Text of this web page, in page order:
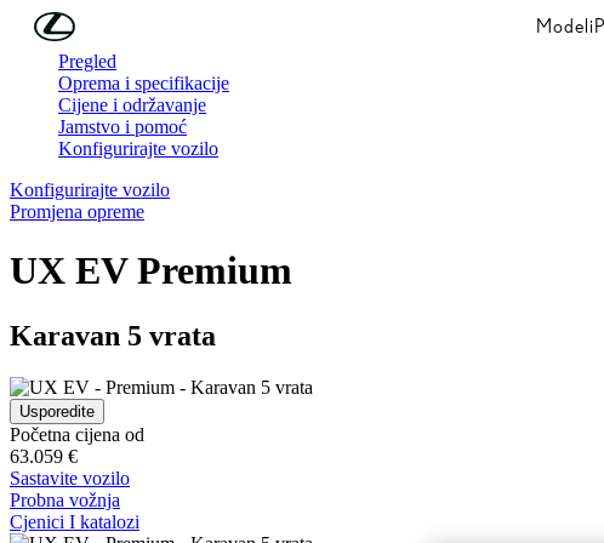
Skip to Main Content Modeli
Pregled
Oprema i specifikacije
Cijene i održavanje
Jamstvo i pomoć
Konfigurirajte vozilo
Konfigurirajte vozilo
Promjena opreme
UX EVPremium
Karavan 5 vrata
Usporedite
Početna cijena od
63.059 €
Sastavite vozilo
Probna vožnja
Cjenici I katalozi